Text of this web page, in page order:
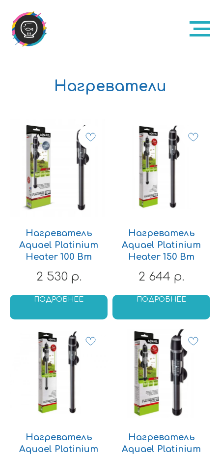
Нагреватели
Нагреватель
Aquael Platinium
Heater 100 Вт
2 530 р.
ПОДРОБНЕЕ
Нагреватель
Aquael Platinium
Heater 150 Вт
2 644 р.
ПОДРОБНЕЕ
Нагреватель
Aquael Platinium
Нагреватель
Aquael Platinium